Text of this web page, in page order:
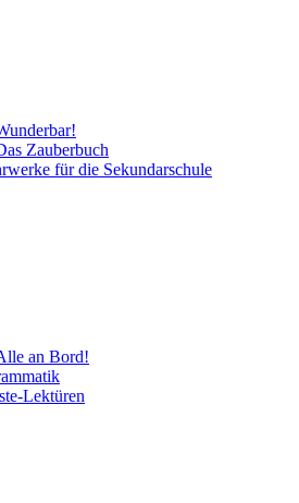
Zauberbuch
für die Sekundarschule
an Bord!
Lektüren